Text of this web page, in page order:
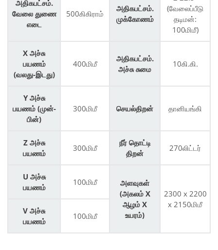
அதிகபட்சம்.
வேலை துணை
எடை
500கிகிராம்
அதிகபட்சம்.
முக்கோணம்
(வேலைப்பீடு
தடிமன்:
100மிமீ)
X அச்சு
பயணம்
(வலது-இடது)
400மிமீ
அதிகபட்சம்.
அச்சு சுமை
10கி.கி.
Y அச்சு
பயணம் (முன்-
பின்)
300மிமீ செயல்திறன் தானியங்கி
Z அச்சு
பயணம்
300மிமீ
நீர் தொட்டி
திறன்
270லிட்டர்
U அச்சு
பயணம்
100மிமீ
அளவுகள்
(அகலம் X
ஆழம் X
உயரம்)
2300 x 2200
x 2150மிமீ
V அச்சு
பயணம்
100மிமீ